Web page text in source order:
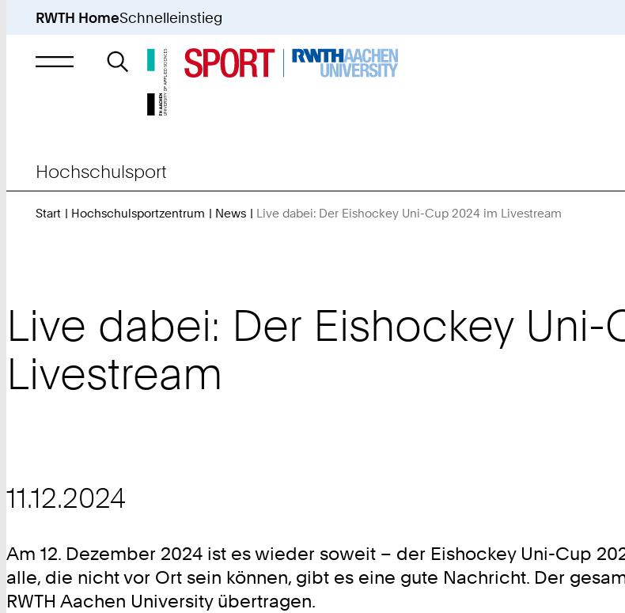
RWTH HomeSchnelleinstieg
Suche
nach
Hochschulsport
Start Hochschulsportzentrum News Live dabei: Der Eishockey Uni-Cup 2024 im Livestream
Live dabei: Der Eishockey
Livestream
11.12.2024
Am 12. Dezember 2024 ist es wieder soweit – der Eishockey Uni-Cup
alle, die nicht vor Ort sein können, gibt es eine gute Nachricht. Der
RWTH Aachen University übertragen.